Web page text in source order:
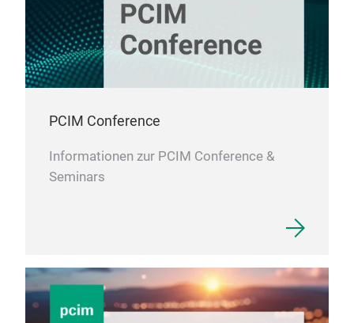
PCIM Conference
Informationen zur PCIM Conference &
Seminars